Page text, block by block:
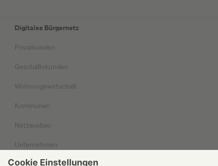
Digitales Bürgernetz
Privatkunden
Geschäftskunden
Wohnungswirtschaft
Kommunen
Netzausbau
Unternehmen